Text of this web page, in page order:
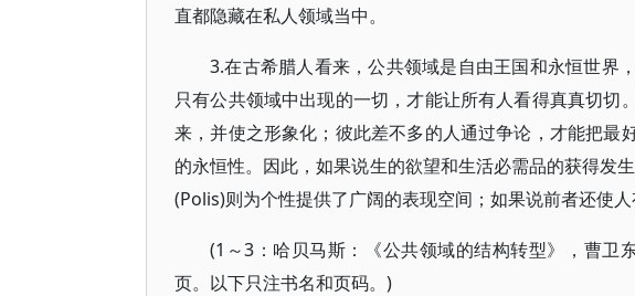
直都隐藏在私人领域当中。
3.在古希腊人看来，公共领域是自由王国和永恒世界
只有公共领域中出现的一切，才能让所有人看得真真切切
来，并使之形象化；彼此差不多的人通过争论，才能把
的永恒性。因此，如果说生的欲望和生活必需品的获得发
(Polis)则为个性提供了广阔的表现空间；如果说前者还使
(1～3：哈贝马斯：《公共领域的结构转型》，曹卫
页。以下只注书名和页码。)